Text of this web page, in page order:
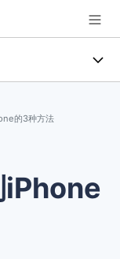
的3种方法
iPhone